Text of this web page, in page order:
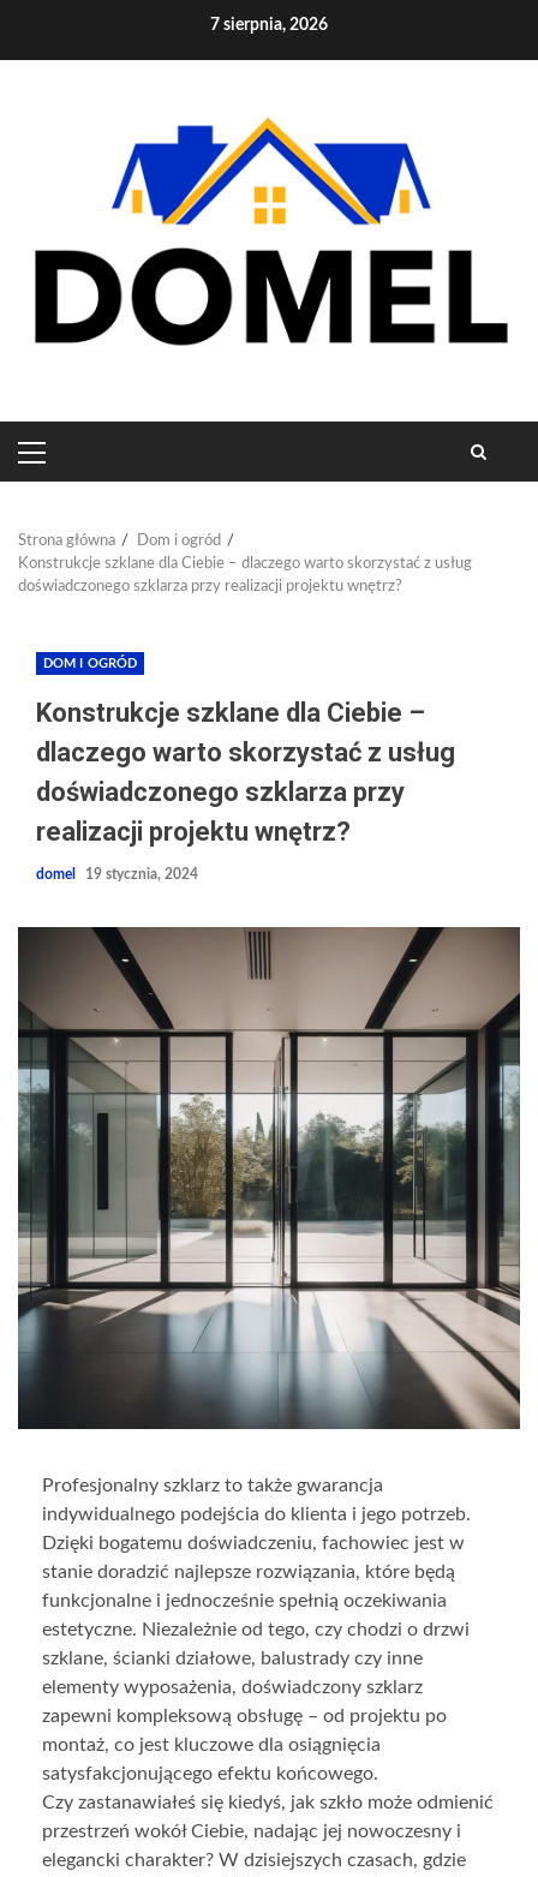
7 sierpnia, 2026
PRIMARY
MENU
Strona główna
Dom i ogród
Konstrukcje szklane dla Ciebie – dlaczego warto skorzystać z usług
doświadczonego szklarza przy realizacji projektu wnętrz?
DOM I OGRÓD
Konstrukcje szklane dla Ciebie –
dlaczego warto skorzystać z usług
doświadczonego szklarza przy
realizacji projektu wnętrz?
domel 19 stycznia, 2024
Profesjonalny szklarz to także gwarancja
indywidualnego podejścia do klienta i jego potrzeb.
Dzięki bogatemu doświadczeniu, fachowiec jest w
stanie doradzić najlepsze rozwiązania, które będą
funkcjonalne i jednocześnie spełnią oczekiwania
estetyczne. Niezależnie od tego, czy chodzi o drzwi
szklane, ścianki działowe, balustrady czy inne
elementy wyposażenia, doświadczony szklarz
zapewni kompleksową obsługę – od projektu po
montaż, co jest kluczowe dla osiągnięcia
satysfakcjonującego efektu końcowego.
Czy zastanawiałeś się kiedyś, jak szkło może odmienić
przestrzeń wokół Ciebie, nadając jej nowoczesny i
elegancki charakter? W dzisiejszych czasach, gdzie